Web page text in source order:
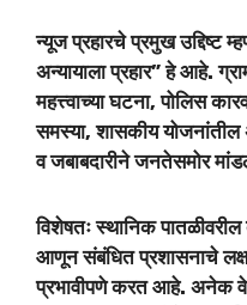
न्यूज प्रहारचे प्रमुख उद्दिष्ट
अन्यायाला प्रहार” हे आहे.
महत्त्वाच्या घटना, पोलिस
समस्या, शासकीय
व जबाबदारीने जनतेसमोर
विशेषतः स्थानिक पातळीवरील
आणून संबंधित प्रशासनाचे लक्ष
प्रभावीपणे करत आहे. अनेक